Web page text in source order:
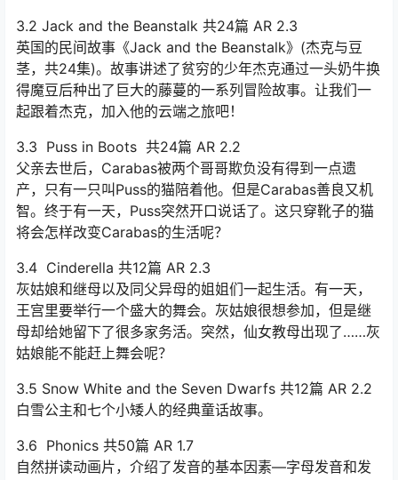
3.2 Jack and the Beanstalk 共24篇 AR 2.3
英国的民间故事《Jack and the Beanstalk》(杰克与豆
茎，共24集)。故事讲述了贫穷的少年杰克通过一头奶牛换
得魔豆后种出了巨大的藤蔓的一系列冒险故事。让我们一
起跟着杰克，加入他的云端之旅吧！
3.3 Puss in Boots 共24篇 AR 2.2
父亲去世后，Carabas被两个哥哥欺负没有得到一点遗
产，只有一只叫Puss的猫陪着他。但是Carabas善良又机
智。终于有一天，Puss突然开口说话了。这只穿靴子的猫
将会怎样改变Carabas的生活呢？
3.4 Cinderella 共12篇 AR 2.3
灰姑娘和继母以及同父异母的姐姐们一起生活。有一天，
王宫里要举行一个盛大的舞会。灰姑娘很想参加，但是继
母却给她留下了很多家务活。突然，仙女教母出现了……灰
姑娘能不能赶上舞会呢？
3.5 Snow White and the Seven Dwarfs 共12篇 AR 2.2
白雪公主和七个小矮人的经典童话故事。
3.6 Phonics 共50篇 AR 1.7
自然拼读动画片，介绍了发音的基本因素—字母发音和发